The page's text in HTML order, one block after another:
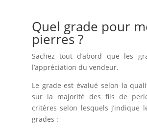
Quel grade pour
pierres ?
Sachez tout d’abord que les
l’appréciation du vendeur.
Le grade est évalué selon la
sur la majorité des fils de
critères selon lesquels j’indique
grades :